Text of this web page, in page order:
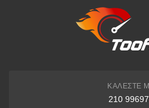
αναγράφεται ο αριθμός
ΚΑΛΈΣΤΕ
210